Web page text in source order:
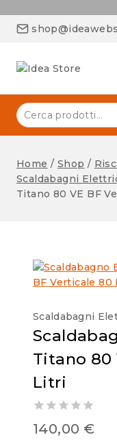
Home / Shop /
Scaldabagni
Titano 80 VE BF
Scaldabagni
Titano 80
Litri
0
out
140,00 €